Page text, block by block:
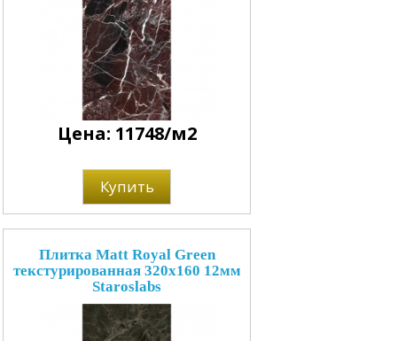
Цена: 11748/м2
Купить
Плитка Matt Royal Green
текстурированная 320x160 12мм
Staroslabs